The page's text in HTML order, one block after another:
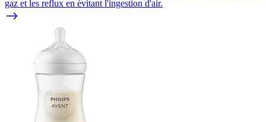
gaz et les reflux en évitant l'ingestion d'air.